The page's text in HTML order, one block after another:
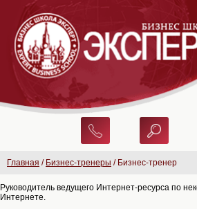
Главная / Бизнес-тренеры / Бизнес-тренер
Руководитель ведущего Интернет-ресурса по
Интернете.